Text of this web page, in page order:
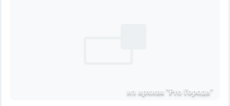
из архива "Pro Города"